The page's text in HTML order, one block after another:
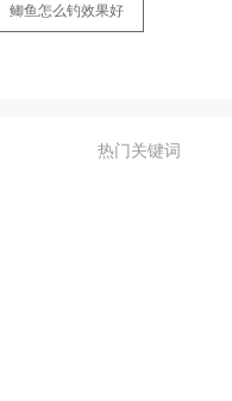
鲫鱼怎么钓效果好
热门关键词